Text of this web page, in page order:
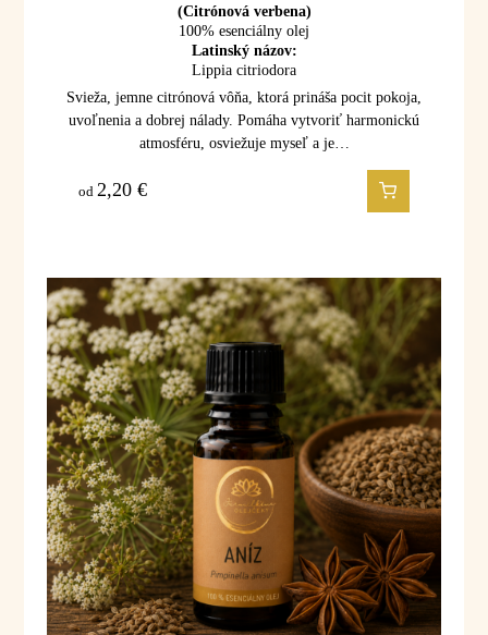
(Citrónová verbena)
100% esenciálny olej
Latinský názov:
Lippia citriodora
Svieža, jemne citrónová vôňa, ktorá prináša pocit pokoja,
uvoľnenia a dobrej nálady. Pomáha vytvoriť harmonickú
atmosféru, osviežuje myseľ a je…
od 2,20€